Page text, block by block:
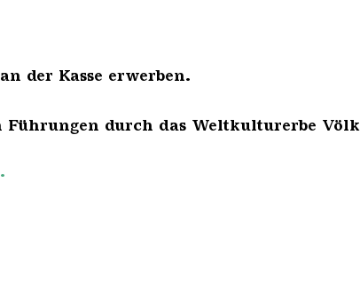
der Kasse erwerben.
durch das Weltkulturerbe